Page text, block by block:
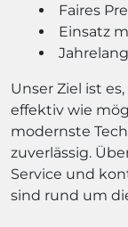
Faires
Einsatz
Unser Ziel ist
effektiv wie
modernste
zuverlässig.
Service und
sind rund um